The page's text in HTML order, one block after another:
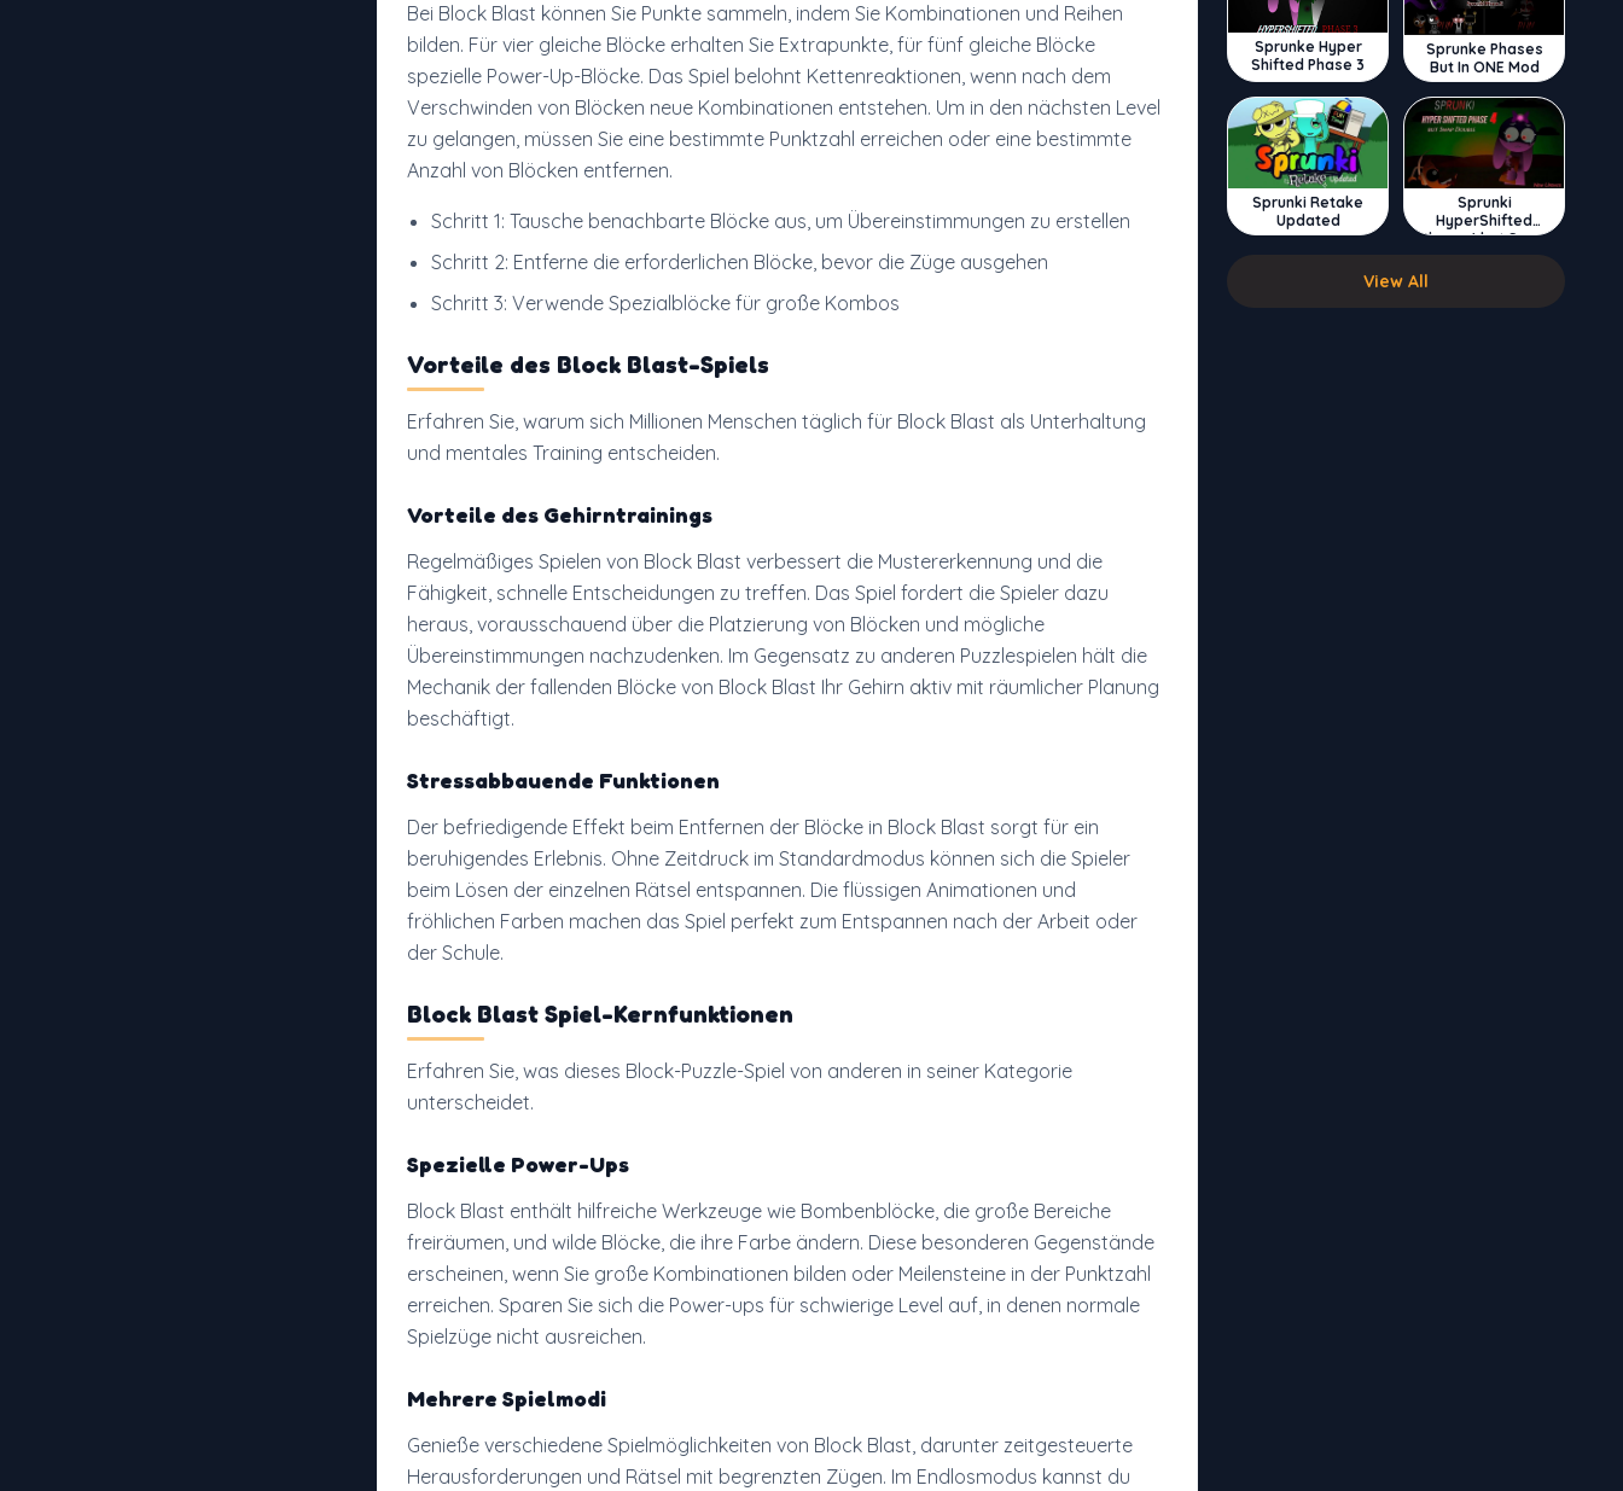
Bei Block Blast können Sie Punkte sammeln, indem Sie Kombinationen und Reihen
bilden. Für vier gleiche Blöcke erhalten Sie Extrapunkte, für fünf gleiche Blöcke
spezielle Power-Up-Blöcke. Das Spiel belohnt Kettenreaktionen, wenn nach dem
Verschwinden von Blöcken neue Kombinationen entstehen. Um in den nächsten Level
zu gelangen, müssen Sie eine bestimmte Punktzahl erreichen oder eine bestimmte
Anzahl von Blöcken entfernen.
Schritt 1: Tausche benachbarte Blöcke aus, um Übereinstimmungen zu erstellen
Schritt 2: Entferne die erforderlichen Blöcke, bevor die Züge ausgehen
Schritt 3: Verwende Spezialblöcke für große Kombos
Vorteile des Block Blast-Spiels
Erfahren Sie, warum sich Millionen Menschen täglich für Block Blast als Unterhaltung
und mentales Training entscheiden.
Vorteile des Gehirntrainings
Regelmäßiges Spielen von Block Blast verbessert die Mustererkennung und die
Fähigkeit, schnelle Entscheidungen zu treffen. Das Spiel fordert die Spieler dazu
heraus, vorausschauend über die Platzierung von Blöcken und mögliche
Übereinstimmungen nachzudenken. Im Gegensatz zu anderen Puzzlespielen hält die
Mechanik der fallenden Blöcke von Block Blast Ihr Gehirn aktiv mit räumlicher Planung
beschäftigt.
Stressabbauende Funktionen
Der befriedigende Effekt beim Entfernen der Blöcke in Block Blast sorgt für ein
beruhigendes Erlebnis. Ohne Zeitdruck im Standardmodus können sich die Spieler
beim Lösen der einzelnen Rätsel entspannen. Die flüssigen Animationen und
fröhlichen Farben machen das Spiel perfekt zum Entspannen nach der Arbeit oder
der Schule.
Block Blast Spiel-Kernfunktionen
Erfahren Sie, was dieses Block-Puzzle-Spiel von anderen in seiner Kategorie
unterscheidet.
Spezielle Power-Ups
Block Blast enthält hilfreiche Werkzeuge wie Bombenblöcke, die große Bereiche
freiräumen, und wilde Blöcke, die ihre Farbe ändern. Diese besonderen Gegenstände
erscheinen, wenn Sie große Kombinationen bilden oder Meilensteine in der Punktzahl
erreichen. Sparen Sie sich die Power-ups für schwierige Level auf, in denen normale
Spielzüge nicht ausreichen.
Mehrere Spielmodi
Genieße verschiedene Spielmöglichkeiten von Block Blast, darunter zeitgesteuerte
Herausforderungen und Rätsel mit begrenzten Zügen. Im Endlosmodus kannst du
Sprunke Hyper
Shifted Phase 3
Sprunke Phases
But In ONE Mod
Sprunki Retake
Updated
Sprunki
HyperShifted
Phase 4 but Swap
Double
View All